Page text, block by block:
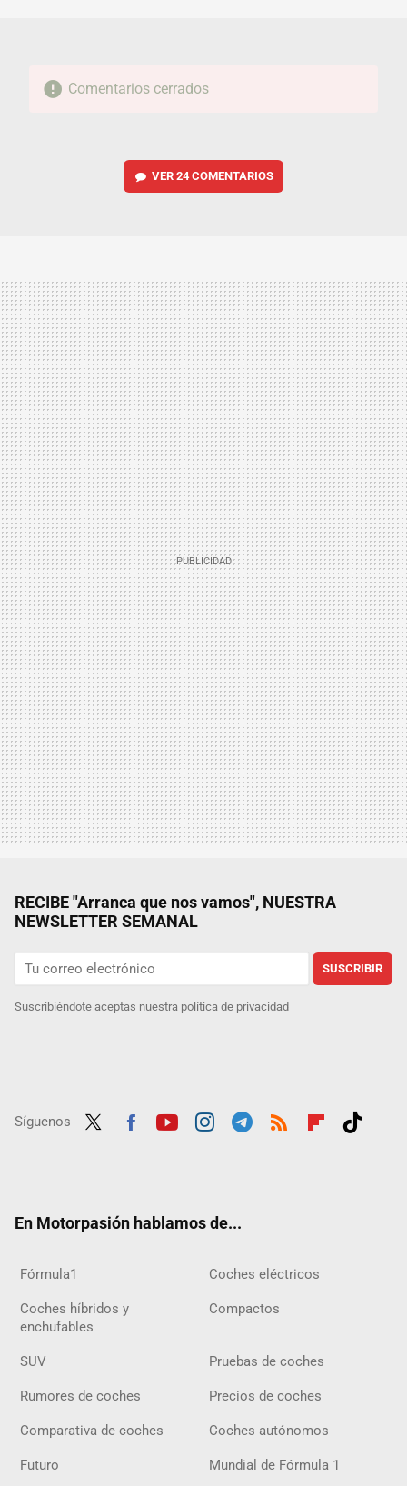
Comentarios cerrados
VER 24 COMENTARIOS
RECIBE "Arranca que nos vamos", NUESTRA
NEWSLETTER SEMANAL
SUSCRIBIR
Suscribiéndote aceptas nuestra política de privacidad
Síguenos
En Motorpasión hablamos de...
Fórmula1 Coches eléctricos
Coches híbridos y
enchufables
Compactos
SUV Pruebas de coches
Rumores de coches Precios de coches
Comparativa de coches Coches autónomos
Futuro Mundial de Fórmula 1